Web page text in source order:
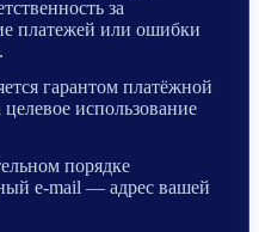
за
платежей или ошибки
гарантом платёжной
использование
порядке
e-mail — адрес вашей